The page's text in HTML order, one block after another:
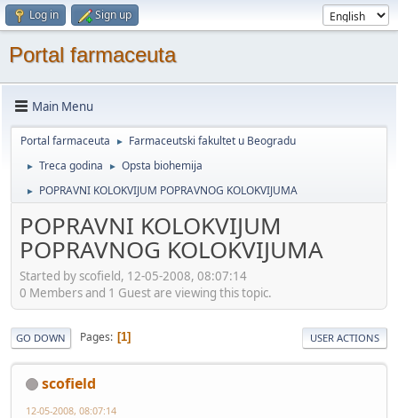
Log in Sign up
Portal farmaceuta
Main Menu
Portal farmaceuta ► Farmaceutski fakultet u Beogradu
► Treca godina ► Opsta biohemija
► POPRAVNI KOLOKVIJUM POPRAVNOG KOLOKVIJUMA
POPRAVNI KOLOKVIJUM
POPRAVNOG KOLOKVIJUMA
Started by scofield, 12-05-2008, 08:07:14
0 Members and 1 Guest are viewing this topic.
GO DOWN Pages 1 USER ACTIONS
scofield
12-05-2008, 08:07:14